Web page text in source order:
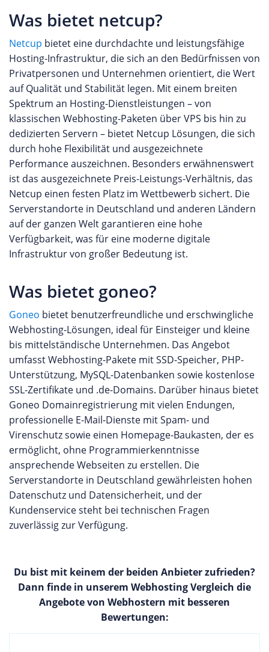
Was bietet netcup?
Netcup bietet eine durchdachte und leistungsfähige
Hosting-Infrastruktur, die sich an den Bedürfnissen von
Privatpersonen und Unternehmen orientiert, die Wert
auf Qualität und Stabilität legen. Mit einem breiten
Spektrum an Hosting-Dienstleistungen – von
klassischen Webhosting-Paketen über VPS bis hin zu
dedizierten Servern – bietet Netcup Lösungen, die sich
durch hohe Flexibilität und ausgezeichnete
Performance auszeichnen. Besonders erwähnenswert
ist das ausgezeichnete Preis-Leistungs-Verhältnis, das
Netcup einen festen Platz im Wettbewerb sichert. Die
Serverstandorte in Deutschland und anderen Ländern
auf der ganzen Welt garantieren eine hohe
Verfügbarkeit, was für eine moderne digitale
Infrastruktur von großer Bedeutung ist.
Was bietet goneo?
Goneo bietet benutzerfreundliche und erschwingliche
Webhosting-Lösungen, ideal für Einsteiger und kleine
bis mittelständische Unternehmen. Das Angebot
umfasst Webhosting-Pakete mit SSD-Speicher, PHP-
Unterstützung, MySQL-Datenbanken sowie kostenlose
SSL-Zertifikate und .de-Domains. Darüber hinaus bietet
Goneo Domainregistrierung mit vielen Endungen,
professionelle E-Mail-Dienste mit Spam- und
Virenschutz sowie einen Homepage-Baukasten, der es
ermöglicht, ohne Programmierkenntnisse
ansprechende Webseiten zu erstellen. Die
Serverstandorte in Deutschland gewährleisten hohen
Datenschutz und Datensicherheit, und der
Kundenservice steht bei technischen Fragen
zuverlässig zur Verfügung.
Du bist mit keinem der beiden Anbieter zufrieden?
Dann finde in unserem Webhosting Vergleich die
Angebote von Webhostern mit besseren
Bewertungen: